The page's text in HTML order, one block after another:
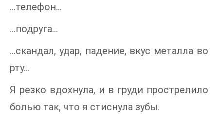
…телефон…
…подруга…
…скандал, удар, падение, вкус металла во
рту…
Я резко вдохнула, и в груди прострелило
болью так, что я стиснула зубы.